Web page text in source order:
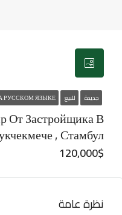
جديدة للبيع РУССКОМ ЯЗЫКЕ
От Застройщика В
, Стамбул
120,000$
نظرة عامة